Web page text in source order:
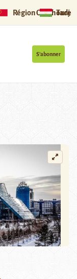
Région Ouïghoure
S’abonner